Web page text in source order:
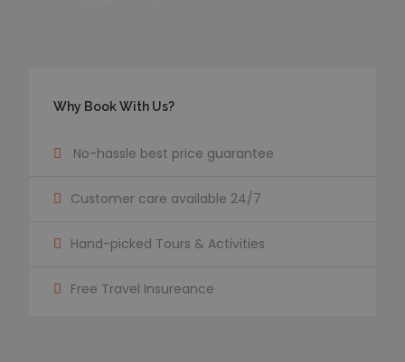
Why Book With Us?
No-hassle best price guarantee
Customer care available 24/7
Hand-picked Tours & Activities
Free Travel Insureance